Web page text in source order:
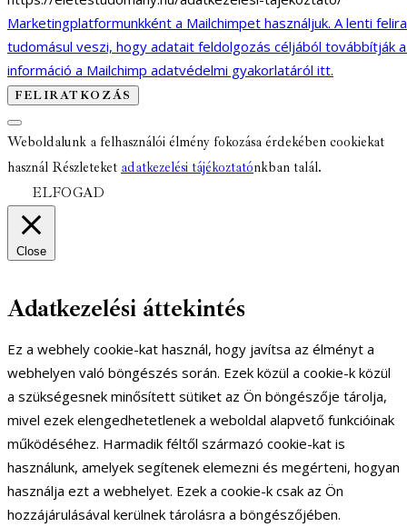
Marketingplatformunkként a Mailchimpet használjuk. A lenti
tudomásul veszi, hogy adatait feldolgozás céljából továbbítják
információ a Mailchimp adatvédelmi gyakorlatáról itt.
Weboldalunk a felhasználói élmény fokozása érdekében cookiekat
használ Részleteket adatkezelési tájékoztatónkban talál.
ELFOGAD
Close
Adatkezelési áttekintés
Ez a webhely cookie-kat használ, hogy javítsa az élményt a
webhelyen való böngészés során. Ezek közül a cookie-k közül
a szükségesnek minősített sütiket az Ön böngészője tárolja,
mivel ezek elengedhetetlenek a weboldal alapvető funkcióinak
működéséhez. Harmadik féltől származó cookie-kat is
használunk, amelyek segítenek elemezni és megérteni, hogyan
használja ezt a webhelyet. Ezek a cookie-k csak az Ön
hozzájárulásával kerülnek tárolásra a böngészőjében.